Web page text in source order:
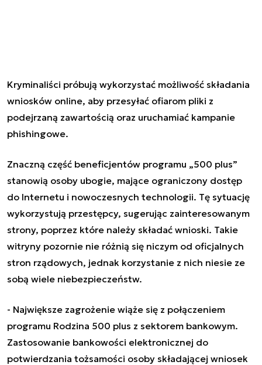
Kryminaliści próbują wykorzystać możliwość składania
wniosków online, aby przesyłać ofiarom pliki z
podejrzaną zawartością oraz uruchamiać kampanie
phishingowe.
Znaczną część beneficjentów programu „500 plus”
stanowią osoby ubogie, mające ograniczony dostęp
do Internetu i nowoczesnych technologii. Tę sytuację
wykorzystują przestępcy, sugerując zainteresowanym
strony, poprzez które należy składać wnioski. Takie
witryny pozornie nie różnią się niczym od oficjalnych
stron rządowych, jednak korzystanie z nich niesie ze
sobą wiele niebezpieczeństw.
- Największe zagrożenie wiąże się z połączeniem
programu Rodzina 500 plus z sektorem bankowym.
Zastosowanie bankowości elektronicznej do
potwierdzania tożsamości osoby składającej wniosek